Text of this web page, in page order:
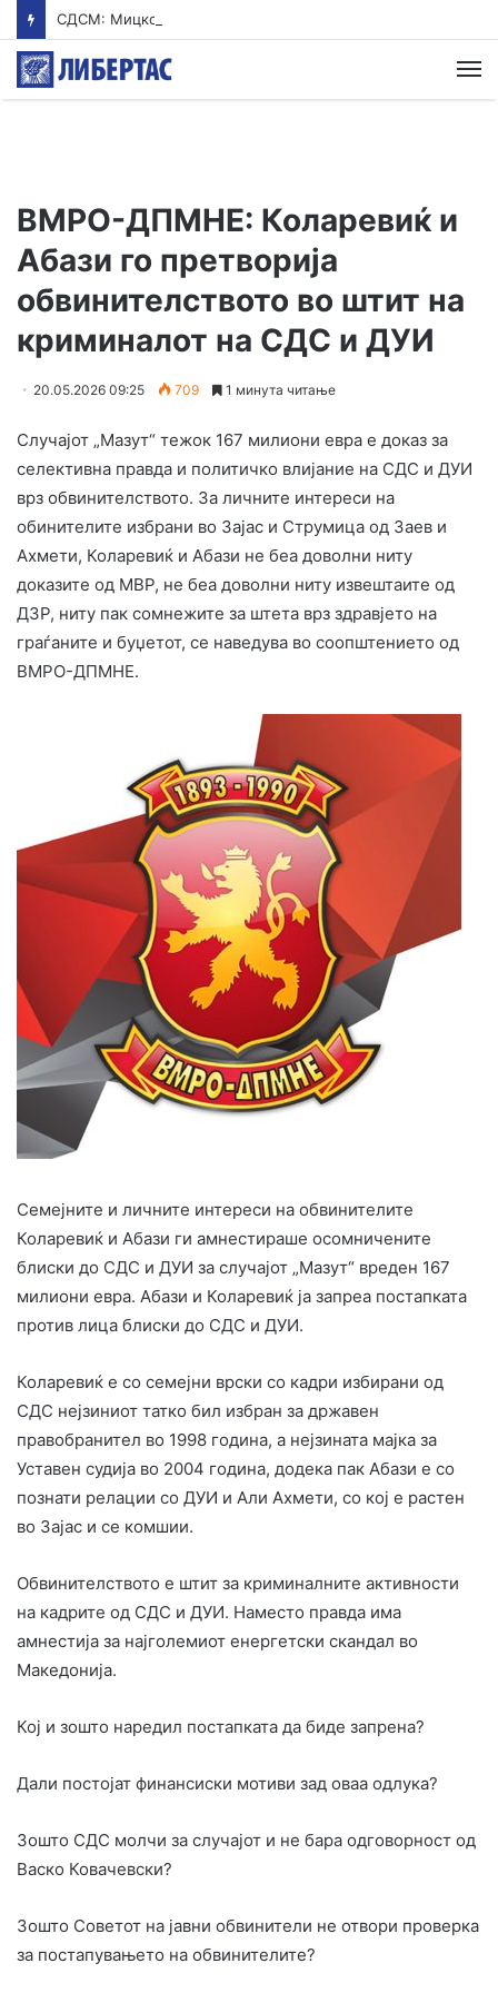
ВМРО-ДПМНЕ: Коларевиќ и
Абази го претворија
обвинителството во штит на
криминалот на СДС и ДУИ
20.05.2026 09:25 709 1 минута читање
Случајот „Мазут“ тежок 167 милиони евра е доказ за
селективна правда и политичко влијание на СДС и ДУИ
врз обвинителството. За личните интереси на
обинителите избрани во Зајас и Струмица од Заев и
Ахмети, Коларевиќ и Абази не беа доволни ниту
доказите од МВР, не беа доволни ниту извештаите од
ДЗР, ниту пак сомнежите за штета врз здравјето на
граѓаните и буџетот, се наведува во соопштението од
ВМРО-ДПМНЕ.
Семејните и личните интереси на обвинителите
Коларевиќ и Абази ги амнестираше осомничените
блиски до СДС и ДУИ за случајот „Мазут“ вреден 167
милиони евра. Абази и Коларевиќ ја запреа постапката
против лица блиски до СДС и ДУИ.
Коларевиќ е со семејни врски со кадри избирани од
СДС нејзиниот татко бил избран за државен
правобранител во 1998 година, а нејзината мајка за
Уставен судија во 2004 година, додека пак Абази е со
познати релации со ДУИ и Али Ахмети, со кој е растен
во Зајас и се комшии.
Обвинителството е штит за криминалните активности
на кадрите од СДС и ДУИ. Наместо правда има
амнестија за најголемиот енергетски скандал во
Македонија.
Кој и зошто наредил постапката да биде запрена?
Дали постојат финансиски мотиви зад оваа одлука?
Зошто СДС молчи за случајот и не бара одговорност од
Васко Ковачевски?
Зошто Советот на јавни обвинители не отвори проверка
за постапувањето на обвинителите?